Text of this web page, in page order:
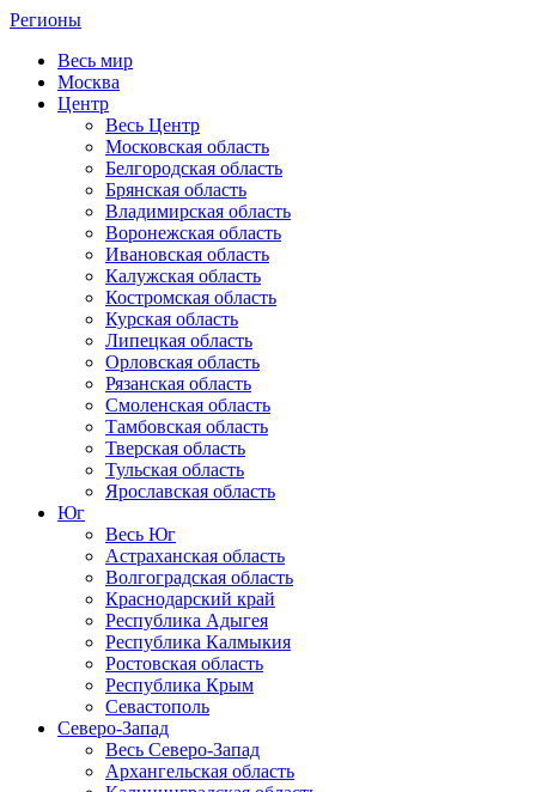
Регионы
Весь мир
Москва
Центр
Весь Центр
Московская область
Белгородская область
Брянская область
Владимирская область
Воронежская область
Ивановская область
Калужская область
Костромская область
Курская область
Липецкая область
Орловская область
Рязанская область
Смоленская область
Тамбовская область
Тверская область
Тульская область
Ярославская область
Юг
Весь Юг
Астраханская область
Волгоградская область
Краснодарский край
Республика Адыгея
Республика Калмыкия
Ростовская область
Республика Крым
Севастополь
Северо-Запад
Весь Северо-Запад
Архангельская область